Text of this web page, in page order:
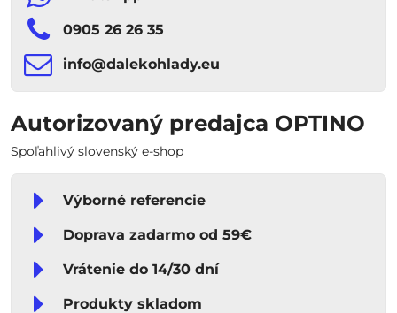
0905 26 26 35
info​​@dalekohlady​​.eu
Autorizovaný predajca OPTINO
Spoľahlivý slovenský e-shop
Výborné referencie
Doprava zadarmo od 59€
Vrátenie do 14/30 dní
Produkty skladom